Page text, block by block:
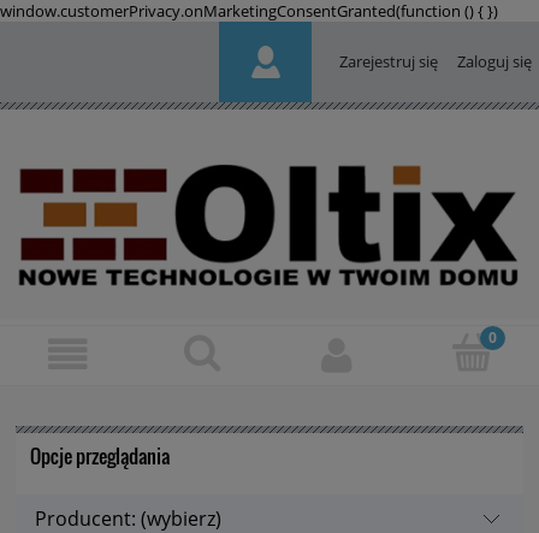
window.customerPrivacy.onMarketingConsentGranted(function () {})
Zarejestruj się Zaloguj się
Opcje przeglądania
Producent: (wybierz)